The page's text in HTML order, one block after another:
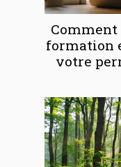
formation
votre